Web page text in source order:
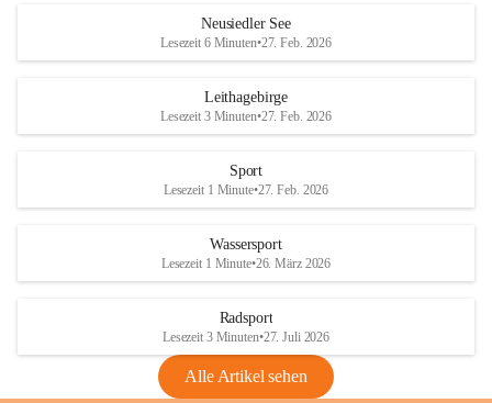
S
und den daraus folgenden wirtschaftlichen
Maßnahmen zur Bekämpfung
Rebe und der Amerikanischen
Anhang VBl. EU Nr. 18
1 Seite•1,4 MB
VBl. EU Nr. 18_2026
r
S
Neusiedler See
Lesezeit 6 Minuten•27. Feb. 2026
Leithagebirge
Lesezeit 3 Minuten•27. Feb. 2026
Sport
Lesezeit 1 Minute•27. Feb. 2026
Wassersport
Lesezeit 1 Minute•26. März 2026
Radsport
Lesezeit 3 Minuten•27. Juli 2026
Alle Artikel sehen